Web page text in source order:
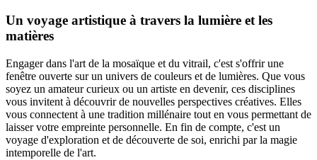
Un voyage artistique à travers la lumière et les
matières
Engager dans l'art de la mosaïque et du vitrail, c'est s'offrir une
fenêtre ouverte sur un univers de couleurs et de lumières. Que vous
soyez un amateur curieux ou un artiste en devenir, ces disciplines
vous invitent à découvrir de nouvelles perspectives créatives. Elles
vous connectent à une tradition millénaire tout en vous permettant de
laisser votre empreinte personnelle. En fin de compte, c'est un
voyage d'exploration et de découverte de soi, enrichi par la magie
intemporelle de l'art.